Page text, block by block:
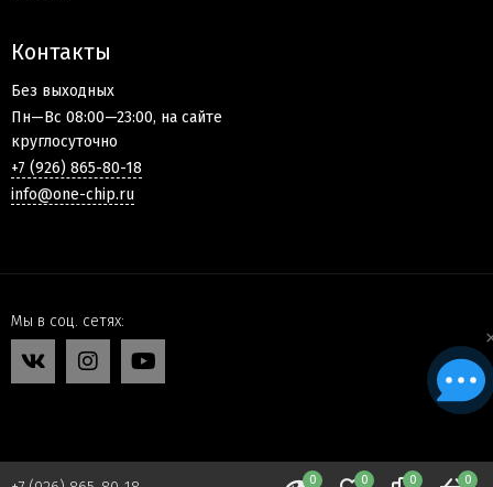
Контакты
Без выходных
Пн—Вс 08:00—23:00, на сайте
круглосуточно
+7 (926) 865-80-18
info@one-chip.ru
Мы в соц. сетях
0 0 0 0